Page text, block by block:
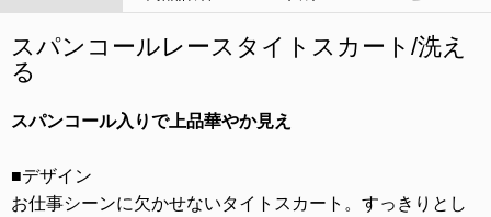
スパンコールレースタイトスカート/洗え
る
スパンコール入りで上品華やか見え
■デザイン
お仕事シーンに欠かせないタイトスカート。すっきりとし